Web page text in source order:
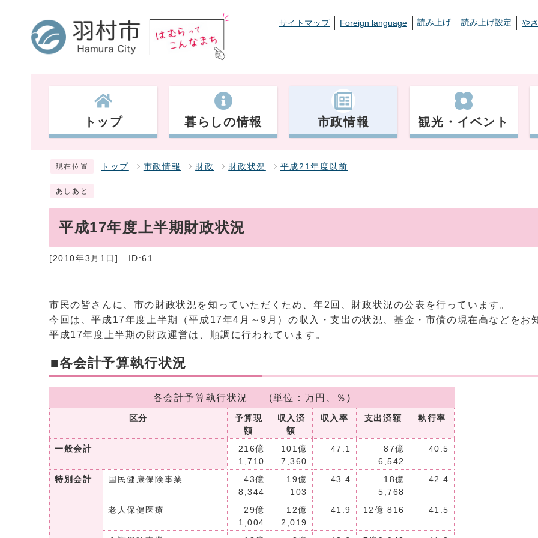
サイトマップ Foreign language 読み上げ 読み上げ設定 や
トップ 暮らしの情報 市政情報 観光・イベント
現在位置 トップ 市政情報 財政 財政状況 平成21年度以前
あしあと
平成17年度上半期財政状況
[2010年3月1日] ID:61
市民の皆さんに、市の財政状況を知っていただくため、年2回、財政状況の公表を行っています。
今回は、平成17年度上半期（平成17年4月～9月）の収入・支出の状況、基金・市債の現在高などをお
平成17年度上半期の財政運営は、順調に行われています。
■各会計予算執行状況
各会計予算執行状況 (単位：万円、％)
区分
予算現
額
収入済
額
収入率 支出済額 執行率
一般会計
216億
1,710
101億
7,360
47.1
87億
6,542
40.5
特別会計 国民健康保険事業
43億
8,344
19億
103
43.4
18億
5,768
42.4
老人保健医療
29億
1,004
12億
2,019
41.9 12億 816 41.5